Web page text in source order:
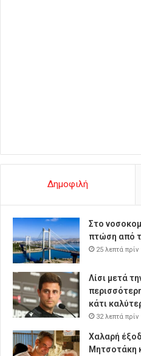
Δημοφιλή
Στο
πτώση από
25 λεπτά πρίν
Λίσι μετά
κάτι
32 λεπτά πρίν
Χαλαρή
Μητσοτάκη